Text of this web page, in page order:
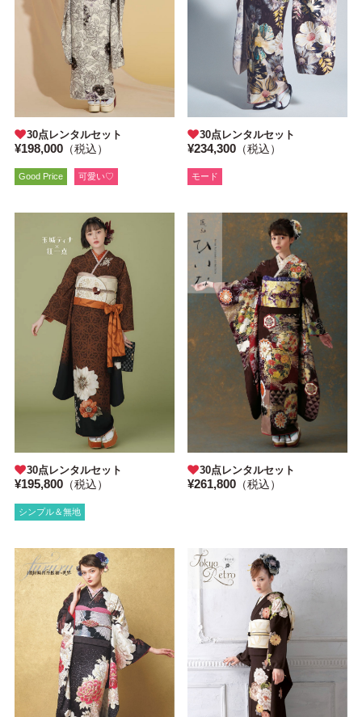
30点レンタルセット
¥198,000（税込）
Good Price 可愛い♡
30点レンタルセット
¥234,300 （税込）
モード
30点レンタルセット
¥195,800（税込）
シンプル＆無地
30点レンタルセット
¥261,800 （税込）